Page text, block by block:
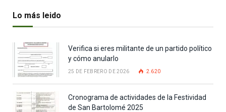
Lo más leido
Verifica si eres militante de un partido político
y cómo anularlo
25 DE FEBRERO DE 2026 2.620
Cronograma de actividades de la Festividad
de San Bartolomé 2025